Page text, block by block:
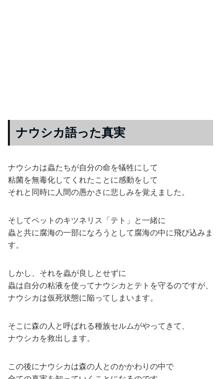
ナウシカ語った真実
ナウシカは蟲たちが自分の命を犠牲にして
粘菌を無毒化してくれたことに感動をして
それと同時に人間の愚かさに悲しみを覚えました。
そしてペットのキツネリス「テト」と一緒に
蟲と共に腐海の一部になろうとして腐海の中に飛び込みま
す。
しかし、それを蟲が良しとせずに
蟲は自分の粘液を使ってナウシカとテトを守るのですが、
ナウシカは仮死状態に陥ってしまいます。
そこに森の人と呼ばれる種族セルムがやってきて、
ナウシカを救出します。
この後にナウシカは森の人とのかかわりの中で